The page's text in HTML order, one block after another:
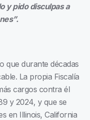
y pido disculpas a
que durante décadas
La propia Fiscalía
cargos contra él
y 2024, y que se
en Illinois, California